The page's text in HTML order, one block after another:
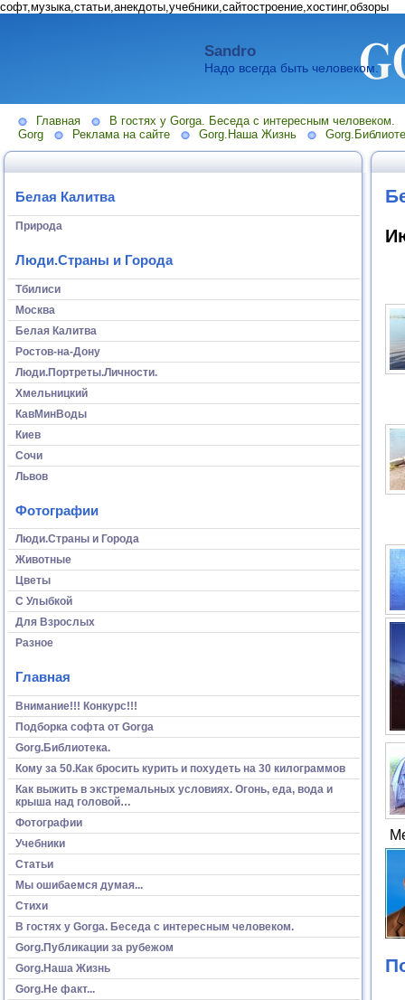
софт,музыка,статьи,анекдоты,учебники,сайтостроение,хостинг,обзоры
Sandro
Надо всегда быть человеком.
Главная
В гостях у Gorga. Беседа с интересным человеком.
Gorg
Реклама на сайте Gorg.Наша Жизнь
Белая Калитва
Природа
Люди.Страны и Города
Тбилиси
Москва
Белая Калитва
Ростов-на-Дону
Люди.Портреты.Личности.
Хмельницкий
КавМинВоды
Киев
Сочи
Львов
Фотографии
Люди.Страны и Города
Животные
Цветы
С Улыбкой
Для Взрослых
Разное
Главная
Внимание!!! Конкурс!!!
Подборка софта от Gorga
Gorg.Библиотека.
Кому за 50.Как бросить курить и похудеть на 30 килограммов
Как выжить в экстремальных условиях. Огонь, еда, вода и
крыша над головой…
Фотографии
Учебники
Статьи
Мы ошибаемся думая...
Стихи
В гостях у Gorga. Беседа с интересным человеком.
Gorg.Публикации за рубежом
Gorg.Наша Жизнь
Gorg.Не факт...